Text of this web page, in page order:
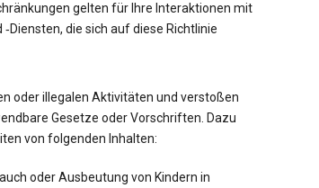
gelten für Ihre Interaktionen mit
die sich auf diese Richtlinie
oder illegalen Aktivitäten und verstoßen
Gesetze oder Vorschriften. Dazu
von folgenden Inhalten:
oder Ausbeutung von Kindern in